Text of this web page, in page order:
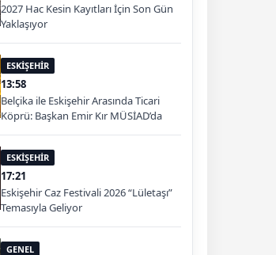
2027 Hac Kesin Kayıtları İçin Son Gün
Yaklaşıyor
ESKİŞEHİR
13:58
Belçika ile Eskişehir Arasında Ticari
Köprü: Başkan Emir Kır MÜSİAD’da
ESKİŞEHİR
17:21
Eskişehir Caz Festivali 2026 “Lületaşı”
Temasıyla Geliyor
GENEL